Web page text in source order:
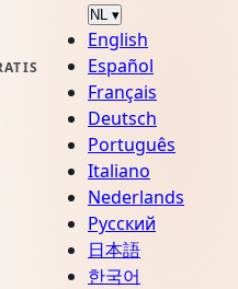
NL ▾
English
Español
Français
Deutsch
Português
Italiano
Nederlands
Русский
日本語
한국어